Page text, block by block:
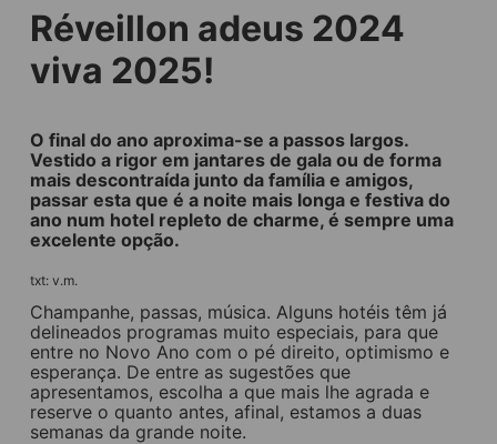
Réveillon adeus 2024
viva 2025!
O final do ano aproxima-se a passos largos.
Vestido a rigor em jantares de gala ou de forma
mais descontraída junto da família e amigos,
passar esta que é a noite mais longa e festiva do
ano num hotel repleto de charme, é sempre uma
excelente opção.
txt: v.m.
Champanhe, passas, música. Alguns hotéis têm já
delineados programas muito especiais, para que
entre no Novo Ano com o pé direito, optimismo e
esperança. De entre as sugestões que
apresentamos, escolha a que mais lhe agrada e
reserve o quanto antes, afinal, estamos a duas
semanas da grande noite.